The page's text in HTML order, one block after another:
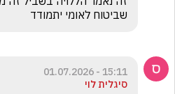
שביטוח לאומי יתמודד
15:11 - 01.07.2026
סיגלית לוי